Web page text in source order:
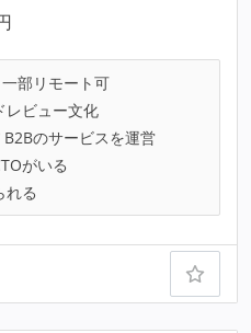
一部リモート可
レビュー文化
B2Bのサービスを運営
がいる
れる